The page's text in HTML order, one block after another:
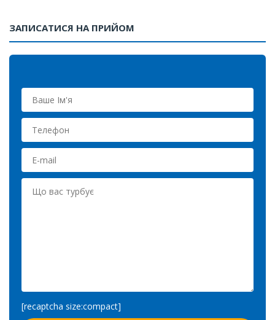
ЗАПИСАТИСЯ НА ПРИЙОМ
[recaptcha size:compact]